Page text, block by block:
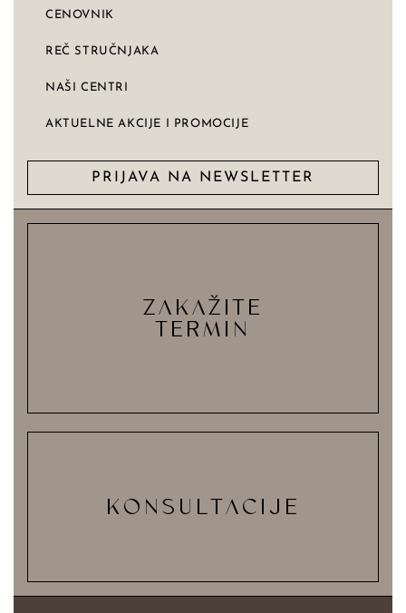
CENOVNIK
REČ STRUČNJAKA
NAŠI CENTRI
AKTUELNE AKCIJE I PROMOCIJE
PRIJAVA NA NEWSLETTER
ZAKAŽITE
TERMIN
KONSULTACIJE